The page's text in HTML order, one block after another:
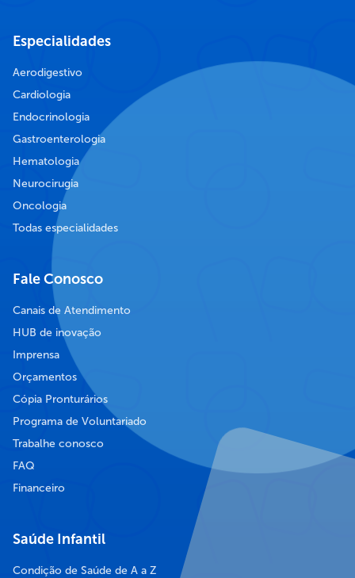
Especialidades
Aerodigestivo
Cardiologia
Endocrinologia
Gastroenterologia
Hematologia
Neurocirugia
Oncologia
Todas especialidades
Fale Conosco
Canais de Atendimento
HUB de inovação
Imprensa
Orçamentos
Cópia Pronturários
Programa de Voluntariado
Trabalhe conosco
FAQ
Financeiro
Saúde Infantil
Condição de Saúde de A a Z